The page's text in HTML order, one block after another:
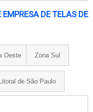
DE TELAS DE
Oeste Zona Sul
Litoral de São Paulo